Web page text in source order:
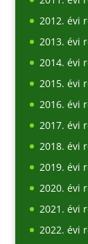
2012. évi
2013. évi
2014. évi
2015. évi
2016. évi
2017. évi
2018. évi
2019. évi
2020. évi
2021. évi
2022. évi